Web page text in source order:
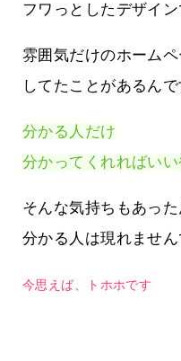
フワっとしたデザイン
雰囲気だけのホーム
してたことがあるんで
分かる人だけ
分かってくれればいい
そんな気持ちもあっ
分かる人は現れません
今思えば、トホホです